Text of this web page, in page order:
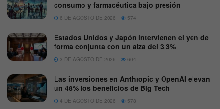
consumo y farmacéutica bajo presión
6 DE AGOSTO DE 2026 574
Estados Unidos y Japón intervienen el yen de
forma conjunta con un alza del 3,3%
3 DE AGOSTO DE 2026 604
Las inversiones en Anthropic y OpenAI elevan
un 48% los beneficios de Big Tech
4 DE AGOSTO DE 2026 578